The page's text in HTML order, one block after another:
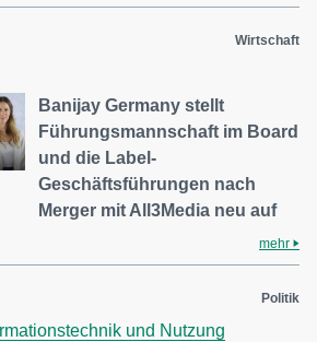
Wirtschaft
Banijay Germany stellt
Führungsmannschaft im Board
und die Label-
Geschäftsführungen nach
Merger mit All3Media neu auf
mehr
Politik
und Nutzung